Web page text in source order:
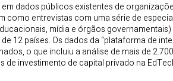
dados públicos existentes de
como entrevistas com uma série de
mídia e órgãos
12 países. Os dados da “plataforma de
o que incluiu a análise de mais de
de investimento de capital privado na